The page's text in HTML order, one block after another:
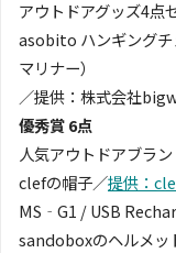
アウトドアグッズ4点
asobito ハンギング
マリナー）
／提供：株式会社
優秀賞 6点
人気アウトドアブラ
clefの帽子／提供：
MS‐G1 / USB
sandoboxのヘルメッ